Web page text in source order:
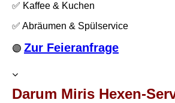
✅ Kaffee & Kuchen
✅ Abräumen & Spülservice
🟣 Zur Feieranfrage
Darum Miris Hexen-